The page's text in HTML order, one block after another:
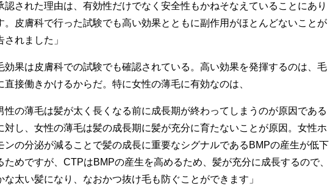
認された理由は、有効性だけでなく安全性もかねそなえていることにあり
。皮膚科で行った試験でも高い効果とともに副作用がほとんどないことが
されました」
効果は皮膚科での試験でも確認されている。高い効果を発揮するのは、毛
直接働きかけるからだ。特に女性の薄毛に有効なのは、
性の薄毛は髪が太く長くなる前に成長期が終わってしまうのが原因である
対し、女性の薄毛は髪の成長期に髪が充分に育たないことが原因。女性ホ
ンの分泌が減ることで髪の成長に重要なシグナルであるBMPの産生が低下
ためですが、CTPはBMPの産生を高めるため、髪が充分に成長するので、
な太い髪になり、なおかつ抜け毛も防ぐことができます」